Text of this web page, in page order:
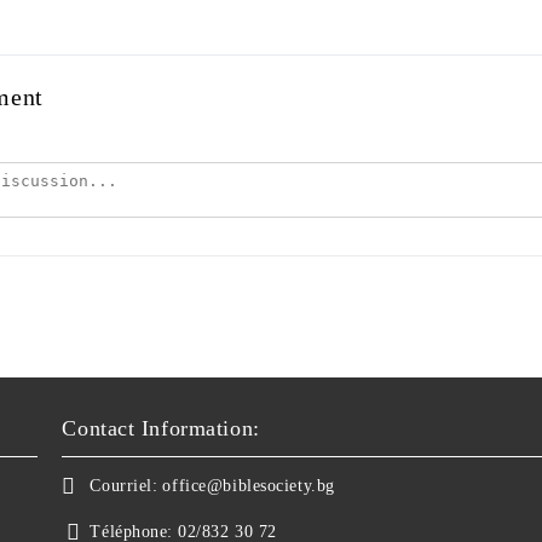
Contact Information:
Courriel: office@biblesociety.bg
Téléphone: 02/832 30 72